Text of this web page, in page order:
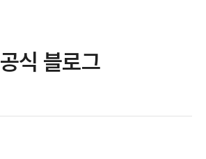
공식 블로그